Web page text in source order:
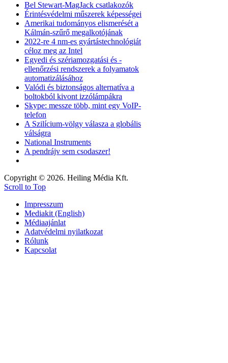
Bel Stewart-MagJack csatlakozók
Érintésvédelmi műszerek képességei
Amerikai tudományos elismerését a
Kálmán-szűrő megalkotójának
2022-re 4 nm-es gyártástechnológiát
céloz meg az Intel
Egyedi és szériamozgatási és -
ellenőrzési rendszerek a folyamatok
automatizálásához
Valódi és biztonságos alternatíva a
boltokból kivont izzólámpákra
Skype: messze több, mint egy VoIP-
telefon
A Szilícium-völgy válasza a globális
válságra
National Instruments
A pendrájv sem csodaszer!
Copyright © 2026. Heiling Média Kft.
Scroll to Top
Impresszum
Mediakit (English)
Médiaajánlat
Adatvédelmi nyilatkozat
Rólunk
Kapcsolat